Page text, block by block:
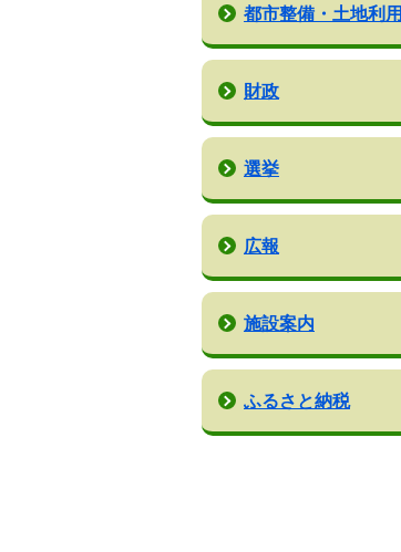
都市整備・土地利用
財政
選挙
広報
施設案内
ふるさと納税